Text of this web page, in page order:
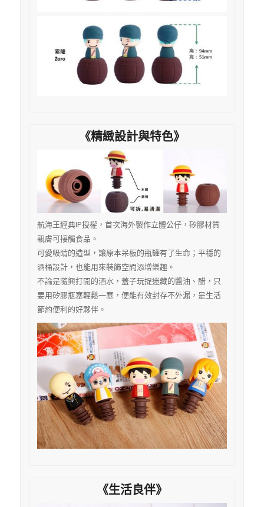
《精緻設計與特色》
航海王經典IP授權，首次海外製作立體公仔，矽膠材質
親膚可接觸食品。
可愛吸睛的造型，讓原本呆板的瓶罐有了生命；平穩的
酒桶設計，也能用來裝飾空間添增樂趣。
不論是隨興打開的酒水，蓋子玩捉迷藏的醬油、醋，只
要用矽膠瓶塞輕鬆一塞，便能有效封存不外漏，是生活
節約便利的好夥伴。
《生活良伴》